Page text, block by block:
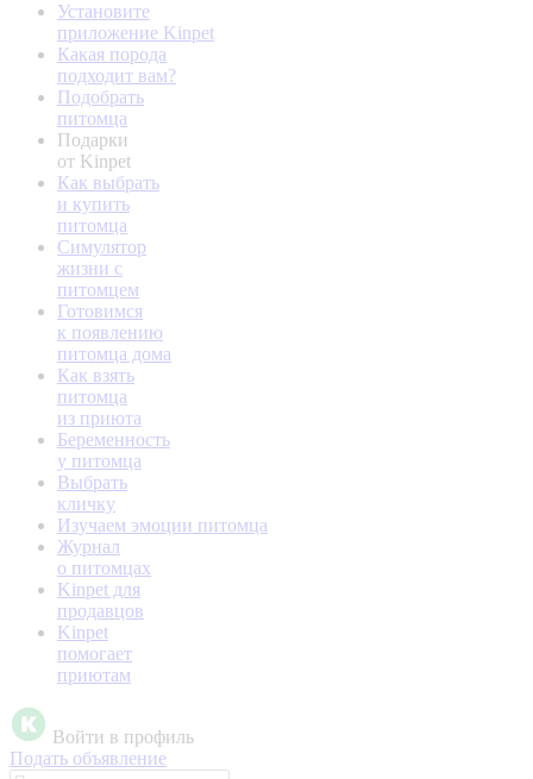
Установите
приложение Kinpet
Какая порода
подходит вам?
Подобрать
питомца
Подарки
от Kinpet
Как выбрать
и купить
питомца
Симулятор
жизни с
питомцем
Готовимся
к появлению
питомца дома
Как взять
питомца
из приюта
Беременность
у питомца
Выбрать
кличку
Изучаем эмоции питомца
Журнал
о питомцах
Kinpet для
продавцов
Kinpet
помогает
приютам
Войти в профиль
Подать объявление